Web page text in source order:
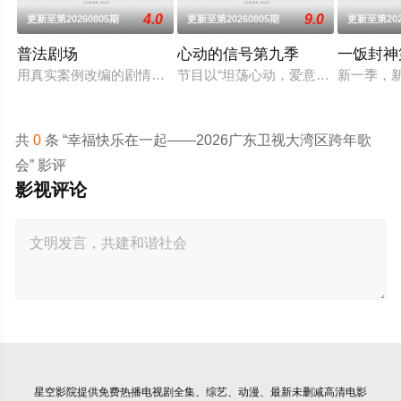
更新至第20260805期 4.0
普法剧场
用真实案例改编的剧情故事，展现人间百态和社会面貌。普及
更新至第20260805期 9.0
心动的信号第九季
节目以“坦荡心动，爱意直行”为核心
更新至第
一饭封
新一季，
共 0条 “幸福快乐在一起——2026广东卫视大湾区跨年歌
会” 影评
影视评论
星空影院提供免费热播电视剧全集、综艺、动漫、最新未删减高清电影